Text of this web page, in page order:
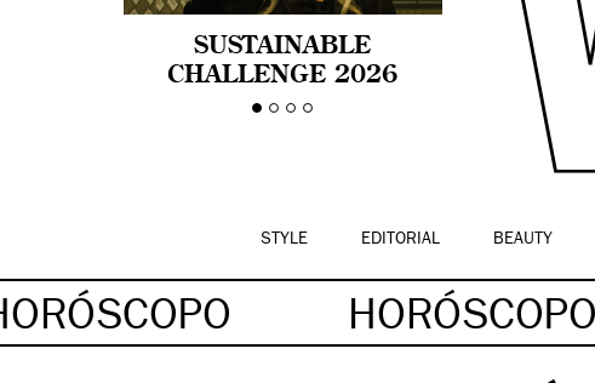
SUSTAINABLE
CHALLENGE 2026
CELEBRA LA
STYLE EDITORIAL BEAUTY
HORÓSCOPO